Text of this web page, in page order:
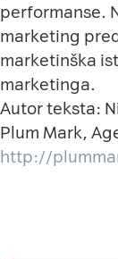
performanse.
marketing
marketinška
marketinga.
Autor teksta:
Plum Mark,
http://